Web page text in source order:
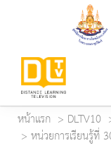
หน้าแรก DLTV10
หน่วยการเรียนรู้ที่